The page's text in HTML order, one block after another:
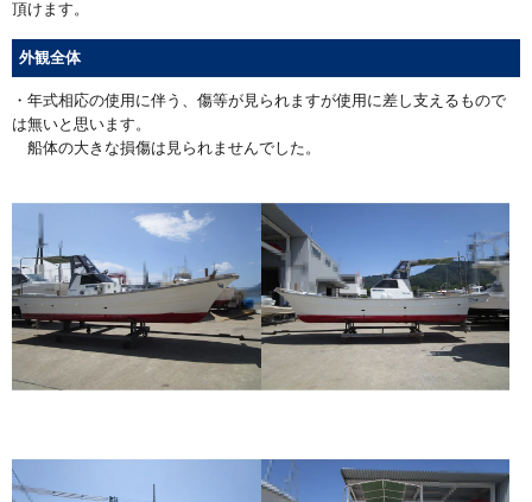
頂けます。
外観全体
・年式相応の使用に伴う、傷等が見られますが使用に差し支えるもので
は無いと思います。
船体の大きな損傷は見られませんでした。